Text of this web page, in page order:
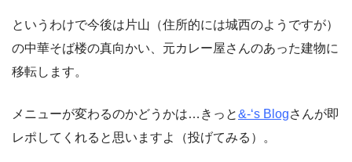
というわけで今後は片山（住所的には城西のようですが）
の中華そば楼の真向かい、元カレー屋さんのあった建物に
移転します。
メニューが変わるのかどうかは…きっと&-‘s Blogさんが即
レポしてくれると思いますよ（投げてみる）。